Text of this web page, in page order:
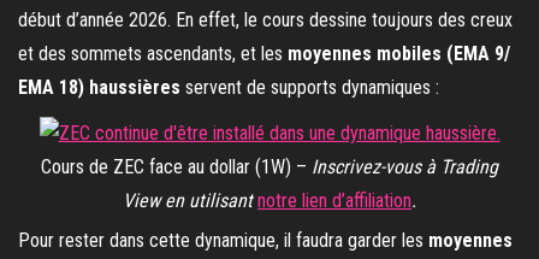
début d’année 2026. En effet, le cours dessine toujours des creux
et des sommets ascendants, et les moyennes mobiles (EMA 9/
EMA 18) haussières servent de supports dynamiques :
Cours de ZEC face au dollar (1W) – Inscrivez-vous à Trading
View en utilisantnotre lien d’affiliation.
Pour rester dans cette dynamique, il faudra garder les moyennes